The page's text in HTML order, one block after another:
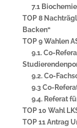
7.1 Biochemie
TOP 8
Backen“
TOP 9 Wahlen
9.1. Co-
9.2. Co-
9.3 Co-
9.4. Referat
TOP 10 Wahl
TOP 11 Antrag